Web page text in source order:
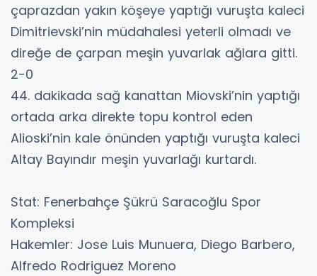
çaprazdan yakın köşeye yaptığı vuruşta kaleci
Dimitrievski’nin müdahalesi yeterli olmadı ve
direğe de çarpan meşin yuvarlak ağlara gitti.
2-0
44. dakikada sağ kanattan Miovski’nin yaptığı
ortada arka direkte topu kontrol eden
Alioski’nin kale önünden yaptığı vuruşta kaleci
Altay Bayındır meşin yuvarlağı kurtardı.
Stat: Fenerbahçe Şükrü Saracoğlu Spor
Kompleksi
Hakemler: Jose Luis Munuera, Diego Barbero,
Alfredo Rodriguez Moreno